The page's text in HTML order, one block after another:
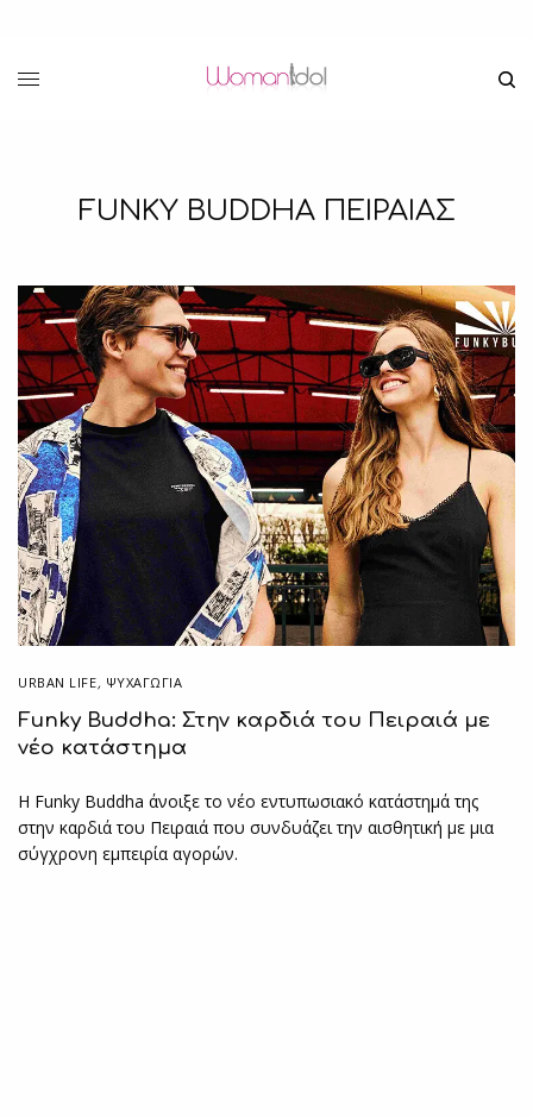
FUNKY BUDDHA ΠΕΙΡΑΙΑΣ
URBAN LIFE, ΨΥΧΑΓΩΓΙΑ
Funky Buddha: Στην καρδιά του Πειραιά με
νέο κατάστημα
Η Funky Buddha άνοιξε το νέο εντυπωσιακό κατάστημά της
στην καρδιά του Πειραιά που συνδυάζει την αισθητική με μια
σύγχρονη εμπειρία αγορών.